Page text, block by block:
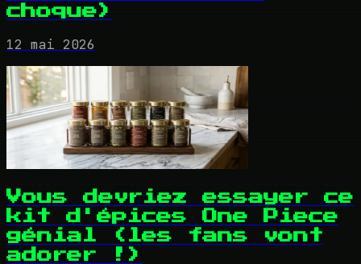
choque)
12 mai 2026
Vous devriez essayer ce
kit d'épices One Piece
génial (les fans vont
adorer !)